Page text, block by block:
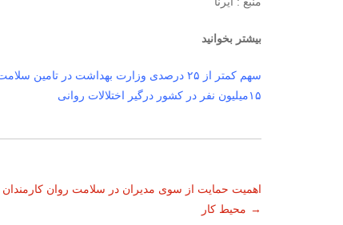
بیشتر بخوانید
سهم کمتر از ۲۵ درصدی وزارت بهداشت در تامین سلامت روان مردم
۱۵میلیون نفر در کشور درگیر اختلالات روانی
ناوبری
اهمیت حمایت از سوی مدیران در سلامت روان کارمندان
محیط کار →